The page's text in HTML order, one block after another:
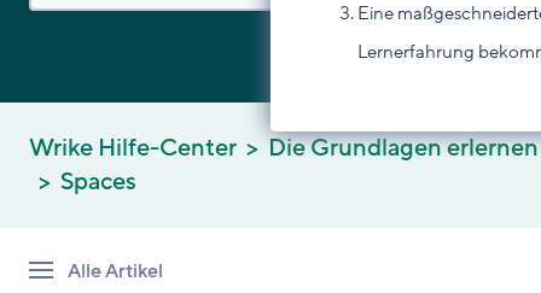
Eine
Lernerfahrung
Wrike Hilfe-Center
Die Grundlagen erlernen
Spaces
Alle Artikel